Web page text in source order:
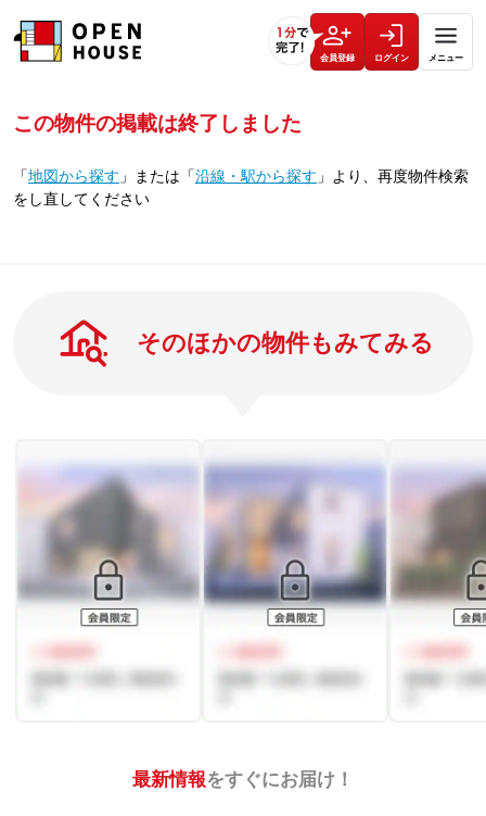
会員登録 ログイン メニュー
この物件の掲載は終了しました
「地図から探す 」 または 「沿線・駅から探す 」 より、再度物件検索
をし直してください
そのほかの物件もみてみる
最新情報をすぐにお届け！